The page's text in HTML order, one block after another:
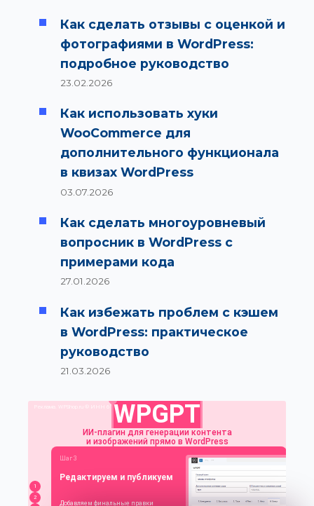
Как сделать отзывы с оценкой и
фотографиями в WordPress:
подробное руководство
23.02.2026
Как использовать хуки
WooCommerce для
дополнительного функционала
в квизах WordPress
03.07.2026
Как сделать многоуровневый
вопросник в WordPress с
примерами кода
27.01.2026
Как избежать проблем с кэшем
в WordPress: практическое
руководство
21.03.2026